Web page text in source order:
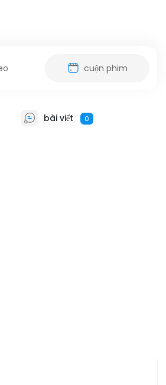
cuộn phim
bài viết 0